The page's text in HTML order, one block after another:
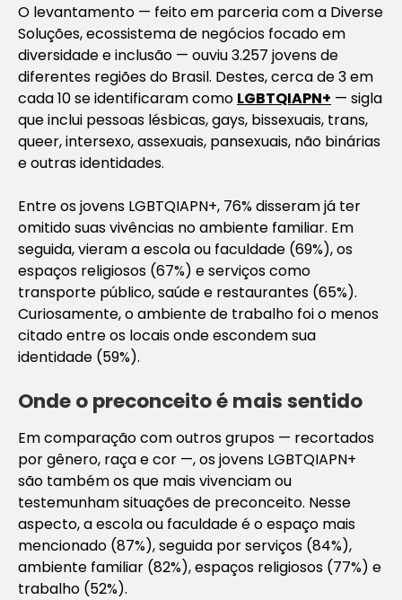
O levantamento — feito em parceria com a Diverse
Soluções, ecossistema de negócios focado em
diversidade e inclusão — ouviu 3.257 jovens de
diferentes regiões do Brasil. Destes, cerca de 3 em
cada 10 se identificaram como LGBTQIAPN+ — sigla
que inclui pessoas lésbicas, gays, bissexuais, trans,
queer, intersexo, assexuais, pansexuais, não binárias
e outras identidades.
Entre os jovens LGBTQIAPN+, 76% disseram já ter
omitido suas vivências no ambiente familiar. Em
seguida, vieram a escola ou faculdade (69%), os
espaços religiosos (67%) e serviços como
transporte público, saúde e restaurantes (65%).
Curiosamente, o ambiente de trabalho foi o menos
citado entre os locais onde escondem sua
identidade (59%).
Onde o preconceito é mais sentido
Em comparação com outros grupos — recortados
por gênero, raça e cor —, os jovens LGBTQIAPN+
são também os que mais vivenciam ou
testemunham situações de preconceito. Nesse
aspecto, a escola ou faculdade é o espaço mais
mencionado (87%), seguida por serviços (84%),
ambiente familiar (82%), espaços religiosos (77%) e
trabalho (52%).